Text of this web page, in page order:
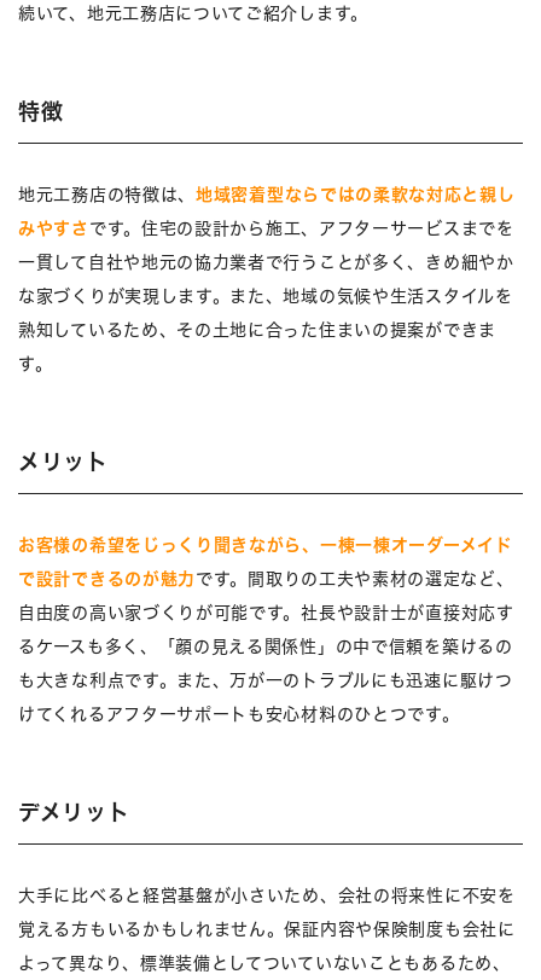
続いて、地元工務店についてご紹介します。
特徴
地元工務店の特徴は、 地域密着型ならではの柔軟な対応と親し
みやすさ です。住宅の設計から施工、アフターサービスまでを
一貫して自社や地元の協力業者で行うことが多く、きめ細やか
な家づくりが実現します。また、地域の気候や生活スタイルを
熟知しているため、その土地に合った住まいの提案ができま
す。
メリット
お客様の希望をじっくり聞きながら、一棟一棟オーダーメイド
で設計できるのが魅力 です。間取りの工夫や素材の選定など、
自由度の高い家づくりが可能です。社長や設計士が直接対応す
るケースも多く、「顔の見える関係性」の中で信頼を築けるの
も大きな利点です。また、万が一のトラブルにも迅速に駆けつ
けてくれるアフターサポートも安心材料のひとつです。
デメリット
大手に比べると経営基盤が小さいため、会社の将来性に不安を
覚える方もいるかもしれません。保証内容や保険制度も会社に
よって異なり、標準装備としてついていないこともあるため、